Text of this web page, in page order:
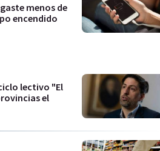
menos de
encendido
lectivo "El
el